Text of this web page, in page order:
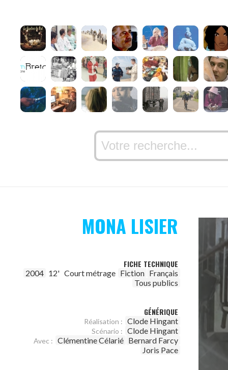
MONA LISIER
FICHE TECHNIQUE
2004 12' Court métrage Fiction Français
Tous publics
GÉNÉRIQUE
Réalisation : Clode Hingant
Scénario : Clode Hingant
Avec : Clémentine Célarié Bernard Farcy
Joris Pace